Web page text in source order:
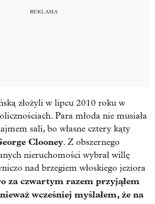
złożyli w lipcu 2010 roku w
Para młoda nie musiała
sali, bo własne cztery kąty
Clooney. Z obszernego
nieruchomości wybrał willę
nad brzegiem włoskiego jeziora
za czwartym razem przyjąłem
wcześniej myślałem, że na